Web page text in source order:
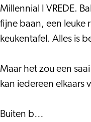
X
|
Browser
History
Millennial I VREDE.
fijne baan, een leuke
keukentafel. Alles is
Maar het zou een
kan iedereen elkaars
Buiten b…